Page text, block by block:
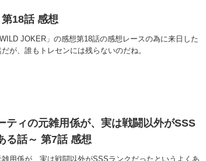
18話 感想
JOKER」の感想第18話の感想レースの為に来日した
が、誰もトレセンには残らないのだね。
ティの元雑用係が、実は戦闘以外がSSS
る話～ 第7話 感想
用係が、実は戦闘以外がSSSランクだったというよくあ